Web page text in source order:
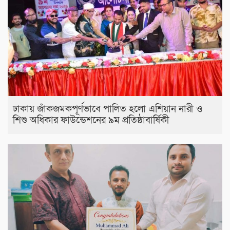
ঢাকায় জাঁকজমকপূর্ণভাবে পালিত হলো এশিয়ান নারী ও
শিশু অধিকার ফাউন্ডেশনের ৯ম প্রতিষ্ঠাবার্ষিকী